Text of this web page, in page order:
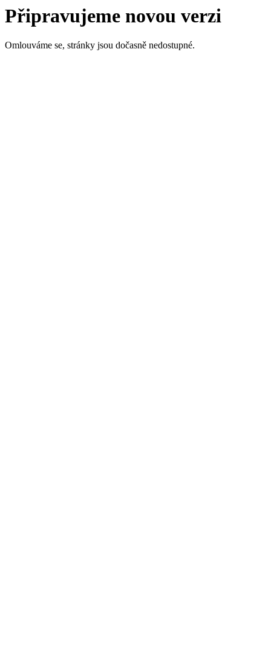
Připravujeme novou verzi
Omlouváme se, stránky jsou dočasně nedostupné.